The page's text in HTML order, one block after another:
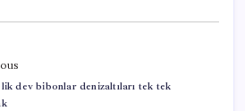
dev bibonlar denizaltıları tek tek